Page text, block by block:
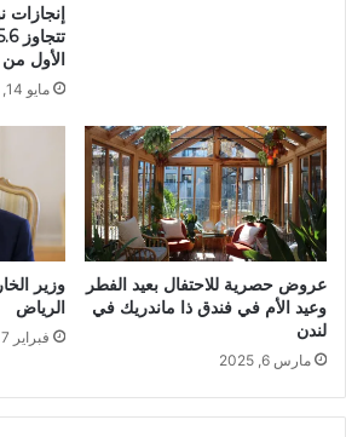
إنجازات
الأول من
مايو 14, 2026
عروض حصرية للاحتفال بعيد الفطر
وعيد الأم في فندق ذا ماندريك في
لندن
مارس 6, 2025
وزير
الرياض
فبراير 17, 2025